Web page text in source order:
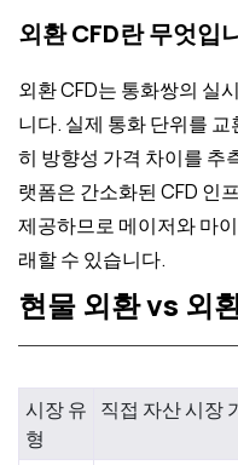
외환 CFD란 무엇입
외환 CFD는 통화쌍의 실
니다. 실제 통화 단위를
히 방향성 가격 차이를 추
랫폼은 간소화된 CFD 인
제공하므로 메이저와 마
래할 수 있습니다.
현물 외환 vs 외
시장 유
형
직접 자산 시장